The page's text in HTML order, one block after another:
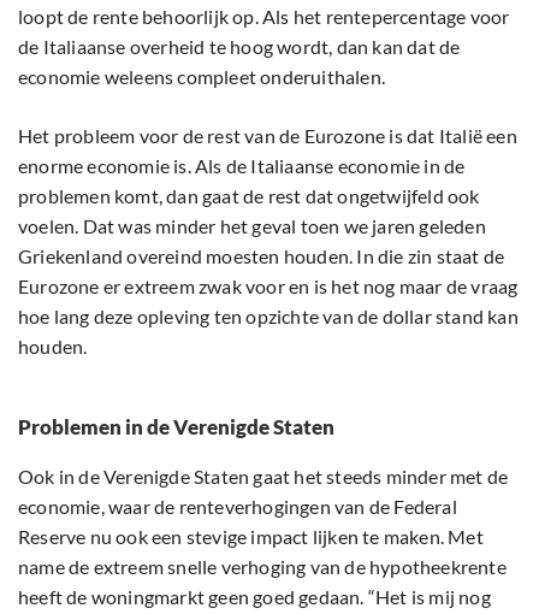
loopt de rente behoorlijk op. Als het rentepercentage voor
de Italiaanse overheid te hoog wordt, dan kan dat de
economie weleens compleet onderuithalen.
Het probleem voor de rest van de Eurozone is dat Italië een
enorme economie is. Als de Italiaanse economie in de
problemen komt, dan gaat de rest dat ongetwijfeld ook
voelen. Dat was minder het geval toen we jaren geleden
Griekenland overeind moesten houden. In die zin staat de
Eurozone er extreem zwak voor en is het nog maar de vraag
hoe lang deze opleving ten opzichte van de dollar stand kan
houden.
Problemen in de Verenigde Staten
Ook in de Verenigde Staten gaat het steeds minder met de
economie, waar de renteverhogingen van de Federal
Reserve nu ook een stevige impact lijken te maken. Met
name de extreem snelle verhoging van de hypotheekrente
heeft de woningmarkt geen goed gedaan. “Het is mij nog